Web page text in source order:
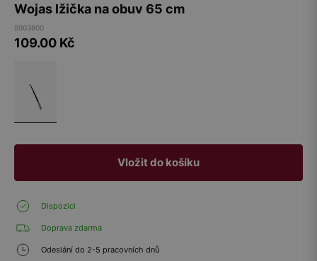
Wojas lžička na obuv 65 cm
9903800
109.00 Kč
Vložit do košíku
Dispozici
Doprava zdarma
Odeslání do 2-5 pracovních dnů